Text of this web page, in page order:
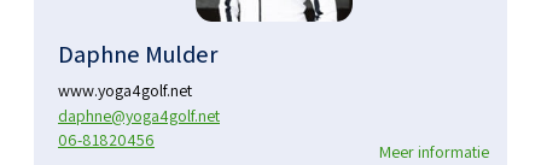
Daphne Mulder
www.yoga4golf.net
daphne@yoga4golf.net
06-81820456
Meer informatie